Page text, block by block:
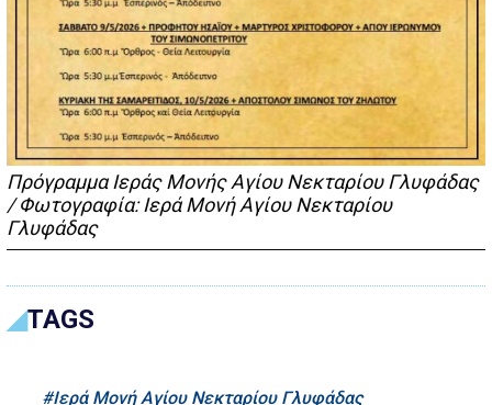
Πρόγραμμα Ιεράς Μονής Αγίου Νεκταρίου Γλυφάδας
/ Φωτογραφία: Ιερά Μονή Αγίου Νεκταρίου
Γλυφάδας
TAGS
Ιερά Μονή Αγίου Νεκταρίου Γλυφάδας